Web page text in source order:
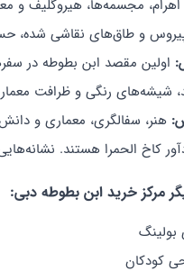
اهرام، مجسمه‌ها، هیروگلیف و
و طاق‌های نقاشی شده،
اولین مقصد ابن بطوطه در
شیشه‌های رنگی و ظرافت
هنر، سفالگری، معماری و
کاخ الحمرا هستند.
مرکز خرید ابن بطوطه دبی:
بولینگ
کودکان